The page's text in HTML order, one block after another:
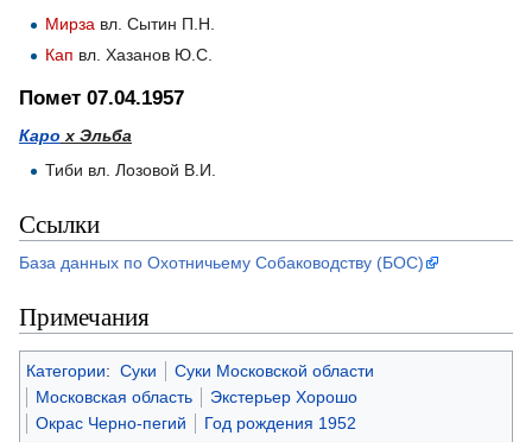
Мирза вл. Сытин П.Н.
Кап вл. Хазанов Ю.С.
Помет 07.04.1957
Каро х Эльба
Тиби вл. Лозовой В.И.
Ссылки
База данных по Охотничьему Собаководству (БОС)
Примечания
Категории: Суки
Суки Московской области
Московская область
Экстерьер Хорошо
Окрас Черно-пегий
Год рождения 1952